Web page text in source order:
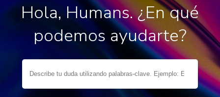
Hola, Humans. ¿En qué
podemos ayudarte?